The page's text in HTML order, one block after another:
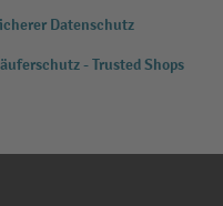
Datenschutz
- Trusted Shops